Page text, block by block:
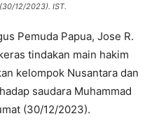
12/2023). IST.
Pemuda Papua, Jose R.
tindakan main hakim
kelompok Nusantara dan
saudara Muhammad
(30/12/2023).